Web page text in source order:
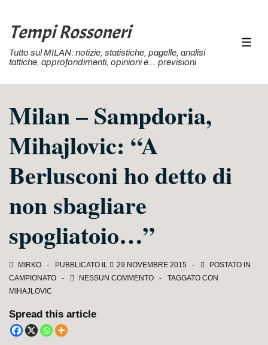
Vai
contenuto
Tempi Rossoneri
Tutto sul MILAN: notizie, statistiche, pagelle, analisi
tattiche, approfondimenti, opinioni e… previsioni
Milan – Sampdoria,
Mihajlovic: “A
Berlusconi ho detto di
non sbagliare
spogliatoio…”
MIRKO PUBBLICATO IL 29 NOVEMBRE 2015
POSTATO IN
CAMPIONATO
NESSUN COMMENTO
TAGGATO CON
MIHAJLOVIC
Spread this article